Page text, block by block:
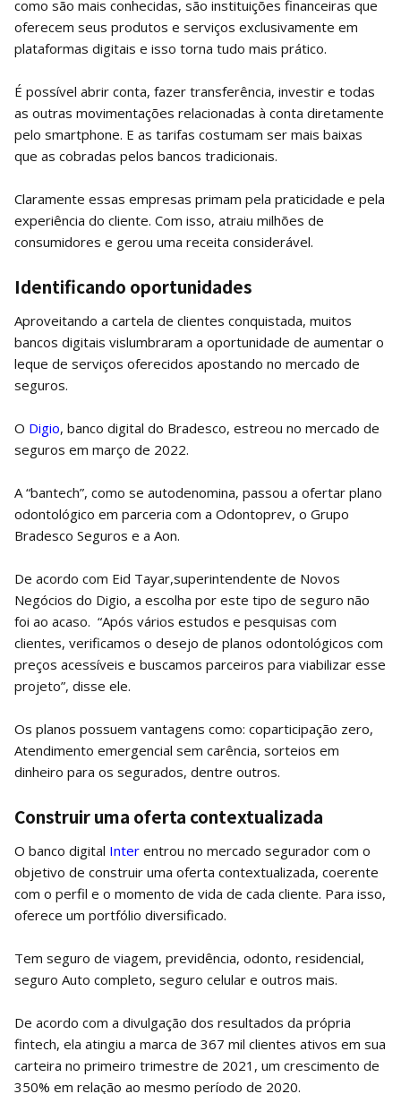
como são mais conhecidas, são instituições financeiras que
oferecem seus produtos e serviços exclusivamente em
plataformas digitais e isso torna tudo mais prático.
É possível abrir conta, fazer transferência, investir e todas
as outras movimentações relacionadas à conta diretamente
pelo smartphone. E as tarifas costumam ser mais baixas
que as cobradas pelos bancos tradicionais.
Claramente essas empresas primam pela praticidade e pela
experiência do cliente. Com isso, atraiu milhões de
consumidores e gerou uma receita considerável.
Identificando oportunidades
Aproveitando a cartela de clientes conquistada, muitos
bancos digitais vislumbraram a oportunidade de aumentar o
leque de serviços oferecidos apostando no mercado de
seguros.
O Digio, banco digital do Bradesco, estreou no mercado de
seguros em março de 2022.
A “bantech”, como se autodenomina, passou a ofertar plano
odontológico em parceria com a Odontoprev, o Grupo
Bradesco Seguros e a Aon.
De acordo com Eid Tayar,superintendente de Novos
Negócios do Digio, a escolha por este tipo de seguro não
foi ao acaso. “Após vários estudos e pesquisas com
clientes, verificamos o desejo de planos odontológicos com
preços acessíveis e buscamos parceiros para viabilizar esse
projeto”, disse ele.
Os planos possuem vantagens como: coparticipação zero,
Atendimento emergencial sem carência, sorteios em
dinheiro para os segurados, dentre outros.
Construir uma oferta contextualizada
O banco digital Inter entrou no mercado segurador com o
objetivo de construir uma oferta contextualizada, coerente
com o perfil e o momento de vida de cada cliente. Para isso,
oferece um portfólio diversificado.
Tem seguro de viagem, previdência, odonto, residencial,
seguro Auto completo, seguro celular e outros mais.
De acordo com a divulgação dos resultados da própria
fintech, ela atingiu a marca de 367 mil clientes ativos em sua
carteira no primeiro trimestre de 2021, um crescimento de
350% em relação ao mesmo período de 2020.